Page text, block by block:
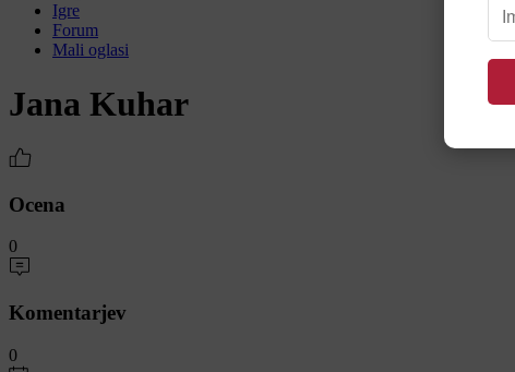
Igre
Forum
Mali oglasi
Jana Kuhar
Ocena
0
Komentarjev
0